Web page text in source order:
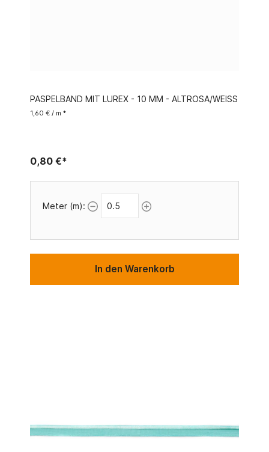
PASPELBAND MIT LUREX - 10 MM - ALTROSA/WEISS
1,60 € / m *
0,80 €*
Meter (m):
In den Warenkorb